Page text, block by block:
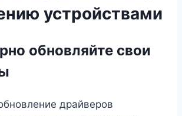
устройствами
обновляйте свои
драйверов